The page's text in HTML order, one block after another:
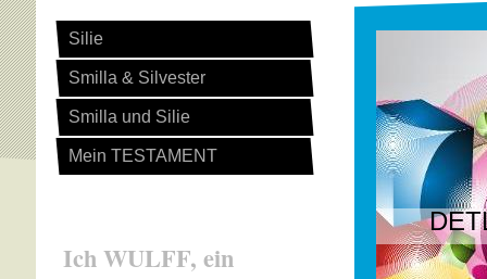
Silie
Smilla & Silvester
Smilla und Silie
Mein TESTAMENT
Ich WULFF, ein